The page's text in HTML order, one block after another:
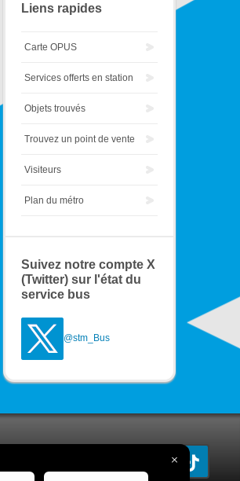
Liens rapides
Carte OPUS
Services offerts en station
Objets trouvés
Trouvez un point de vente
Visiteurs
Plan du métro
Suivez notre compte X
(Twitter) sur l'état du
service bus
@stm_Bus